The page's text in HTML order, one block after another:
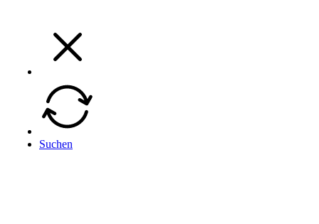
Menü
Zurück
Unternehmen
Suchen